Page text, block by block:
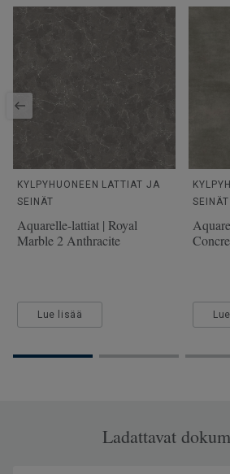
Paino
1.5
Kulutuskerroksen paksuus
KYLPYHUONEEN LATTIAT JA
SEINÄT
Aquarelle-lattiat | Royal
Marble 2 Anthracite
Lue lisää
SEINÄT
Ladattavat